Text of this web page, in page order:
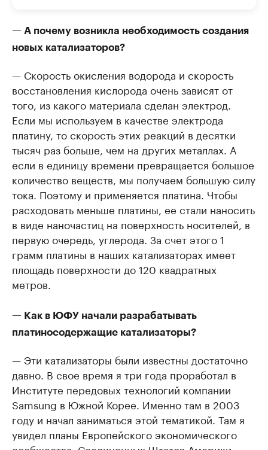
— А почему возникла необходимость создания
новых катализаторов?
— Скорость окисления водорода и скорость
восстановления кислорода очень зависят от
того, из какого материала сделан электрод.
Если мы используем в качестве электрода
платину, то скорость этих реакций в десятки
тысяч раз больше, чем на других металлах. А
если в единицу времени превращается большое
количество веществ, мы получаем большую силу
тока. Поэтому и применяется платина. Чтобы
расходовать меньше платины, ее стали наносить
в виде наночастиц на поверхность носителей, в
первую очередь, углерода. За счет этого 1
грамм платины в наших катализаторах имеет
площадь поверхности до 120 квадратных
метров.
— Как в ЮФУ начали разрабатывать
платиносодержащие катализаторы?
— Эти катализаторы были известны достаточно
давно. В свое время я три года проработал в
Институте передовых технологий компании
Samsung в Южной Корее. Именно там в 2003
году и начал заниматься этой тематикой. Там я
увидел планы Европейского экономического